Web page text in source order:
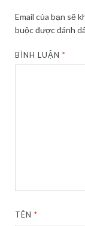
Email của bạn sẽ
buộc được đánh
BÌNH LUẬN*
TÊN*